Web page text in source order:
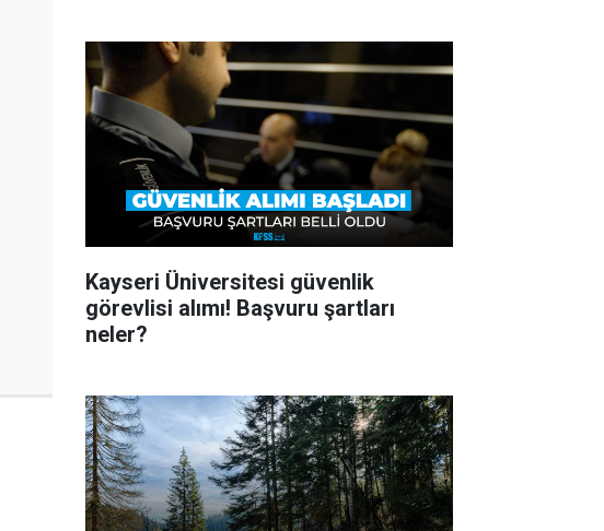
Kayseri Üniversitesi güvenlik
görevlisi alımı! Başvuru şartları
neler?